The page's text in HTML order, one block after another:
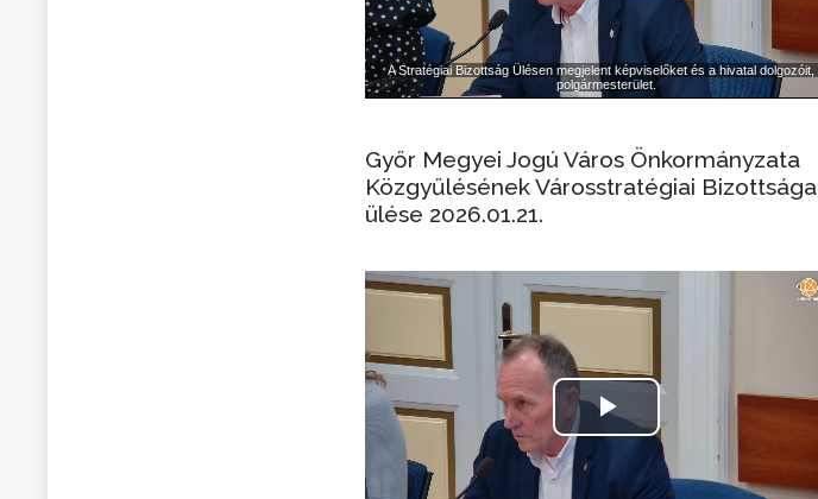
Győr Megyei Jogú Város Önkormányzata
Közgyűlésének Városstratégiai Bizottsága
ülése 2026.01.21.